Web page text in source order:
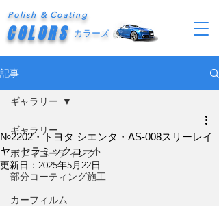
Polish & Coating
COLORS カラーズ
記事
ギャラリー
ボディコーティング
部分コーティング施工
カーフィルム
ギャラリー
№2202・トヨタ シエンタ・AS-008スリーレイ
ヤーセラミックコート
更新日： 2025年5月22日